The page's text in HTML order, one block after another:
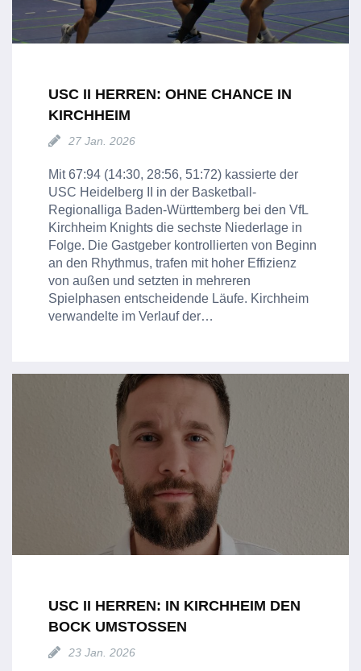
USC II HERREN: OHNE CHANCE IN
KIRCHHEIM
27 Jan. 2026
Mit 67:94 (14:30, 28:56, 51:72) kassierte der
USC Heidelberg II in der Basketball-
Regionalliga Baden-Württemberg bei den VfL
Kirchheim Knights die sechste Niederlage in
Folge. Die Gastgeber kontrollierten von Beginn
an den Rhythmus, trafen mit hoher Effizienz
von außen und setzten in mehreren
Spielphasen entscheidende Läufe. Kirchheim
verwandelte im Verlauf der…
USC II HERREN: IN KIRCHHEIM DEN
BOCK UMSTOSSEN
23 Jan. 2026